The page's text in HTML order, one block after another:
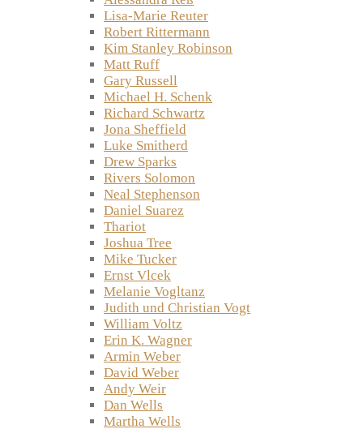
Lisa-Marie Reuter
Robert Rittermann
Kim Stanley Robinson
Matt Ruff
Gary Russell
Michael H. Schenk
Richard Schwartz
Jona Sheffield
Luke Smitherd
Drew Sparks
Rivers Solomon
Neal Stephenson
Daniel Suarez
Thariot
Joshua Tree
Mike Tucker
Ernst Vlcek
Melanie Vogltanz
Judith und Christian Vogt
William Voltz
Erin K. Wagner
Armin Weber
David Weber
Andy Weir
Dan Wells
Martha Wells